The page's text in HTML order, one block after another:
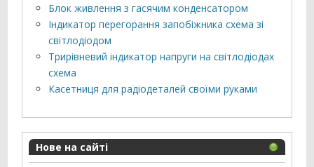
Блок живлення з гасячим конденсатором
Індикатор перегорання запобіжника схема зі
світлодіодом
Трирівневий індикатор напруги на світлодіодах
схема
Касетниця для радіодеталей своїми руками
Нове на сайті